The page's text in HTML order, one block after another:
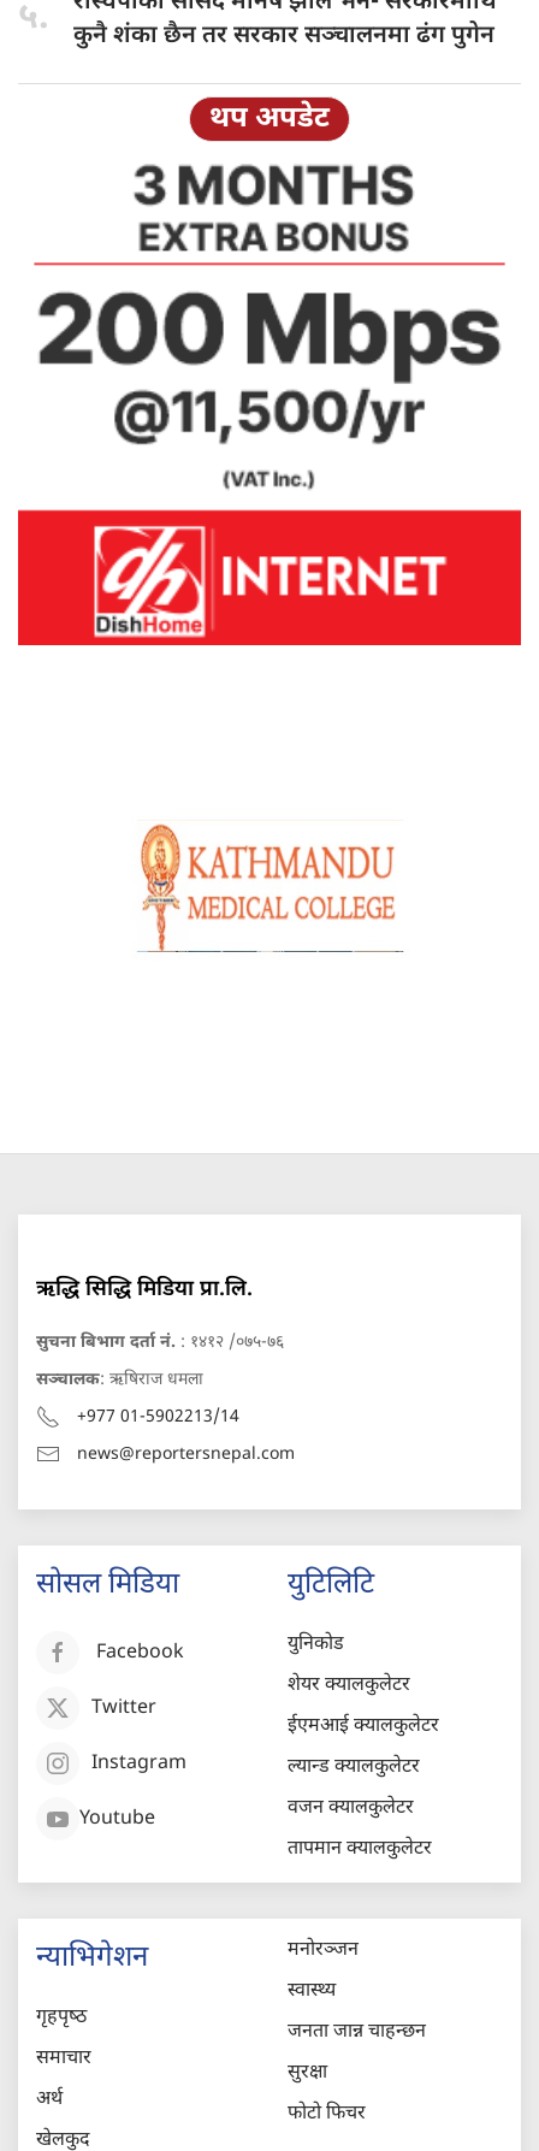
५.
कुनै शंका छैन तर सरकार सञ्चालनमा ढंग पुगेन
थप अपडेट
ऋद्धि सिद्धि मिडिया प्रा.लि.
सुचना बिभाग दर्ता नं. : १४१२ /०७५-७६
सञ्चालक: ऋषिराज धमला
+977 01-5902213/14
news@reportersnepal.com
सोसल मिडिया
Facebook
Twitter
Instagram
Youtube
युटिलिटि
युनिकोड
शेयर क्यालकुलेटर
ईएमआई क्यालकुलेटर
ल्यान्ड क्यालकुलेटर
वजन क्यालकुलेटर
तापमान क्यालकुलेटर
न्याभिगेशन
गृहपृष्‍ठ
समाचार
अर्थ
खेलकुद
मनोरञ्जन
स्वास्थ्य
जनता जान्न चाहन्छन
सुरक्षा
फोटो फिचर